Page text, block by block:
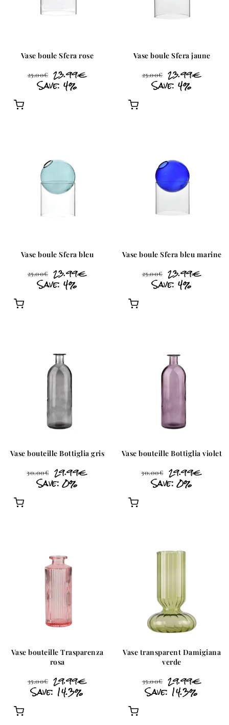
Vase boule Sfera rose
25.00€ 23.99€
Save: 4%
Vase boule Sfera jaune
25.00€ 23.99€
Save: 4%
Vase boule Sfera bleu
25.00€ 23.99€
Save: 4%
Vase boule Sfera bleu marine
25.00€ 23.99€
Save: 4%
Vase bouteille Bottiglia gris
30.00€ 29.99€
Save: 0%
Vase bouteille Bottiglia violet
30.00€ 29.99€
Save: 0%
Vase bouteille Trasparenza
rosa
35.00€ 29.99€
Save: 14.3%
Vase transparent Damigiana
verde
35.00€ 29.99€
Save: 14.3%